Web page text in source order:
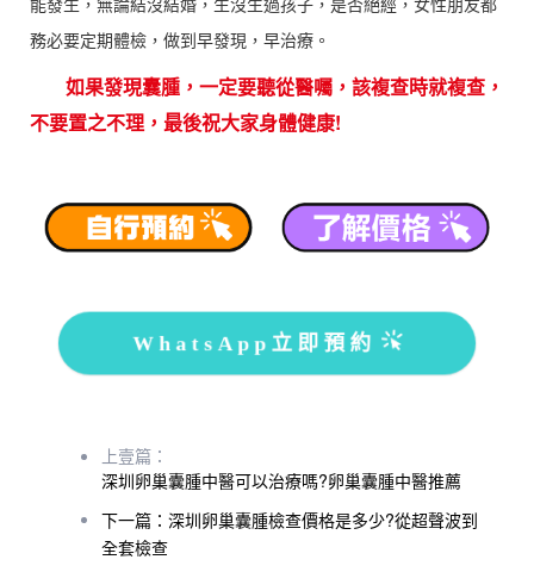
務必要定期體檢，做到早發現，早治療。
如果發現囊腫，一定要聽從醫囑，該複查時就複查，
不要置之不理，最後祝大家身體健康!
WhatsApp立即預約
上壹篇：
深圳卵巢囊腫中醫可以治療嗎?卵巢囊腫中醫推薦
下一篇：深圳卵巢囊腫檢查價格是多少?從超聲波到
全套檢查